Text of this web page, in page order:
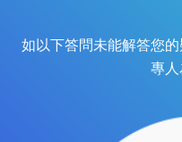
如以下答問未能解答您
專人